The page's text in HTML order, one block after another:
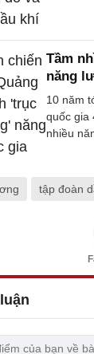
Tầm
năng
10 năm
quốc gia
nhiều
tập đoàn